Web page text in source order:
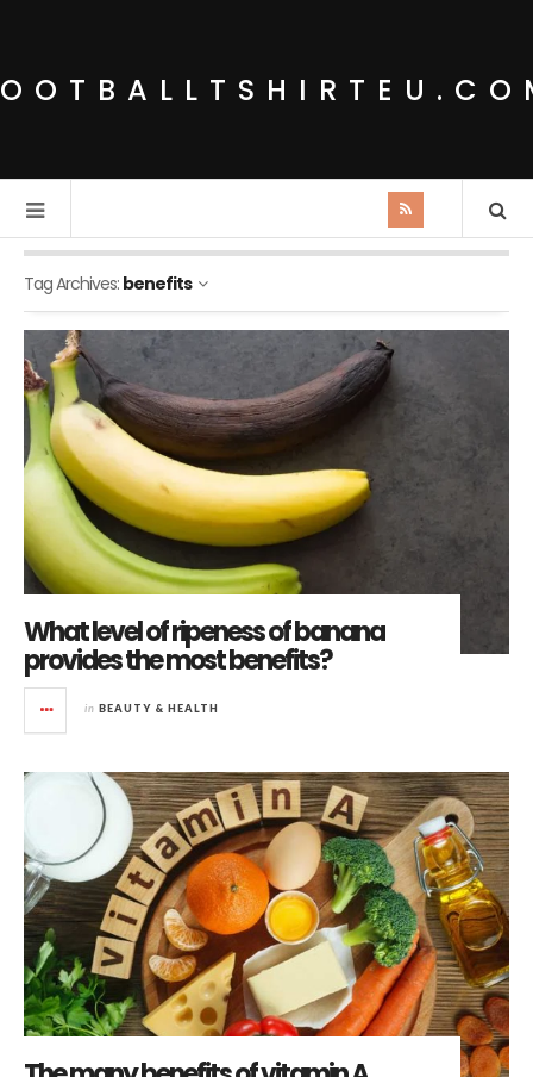
Tag Archives: benefits
What level of ripeness of banana
provides the most benefits?
in BEAUTY & HEALTH